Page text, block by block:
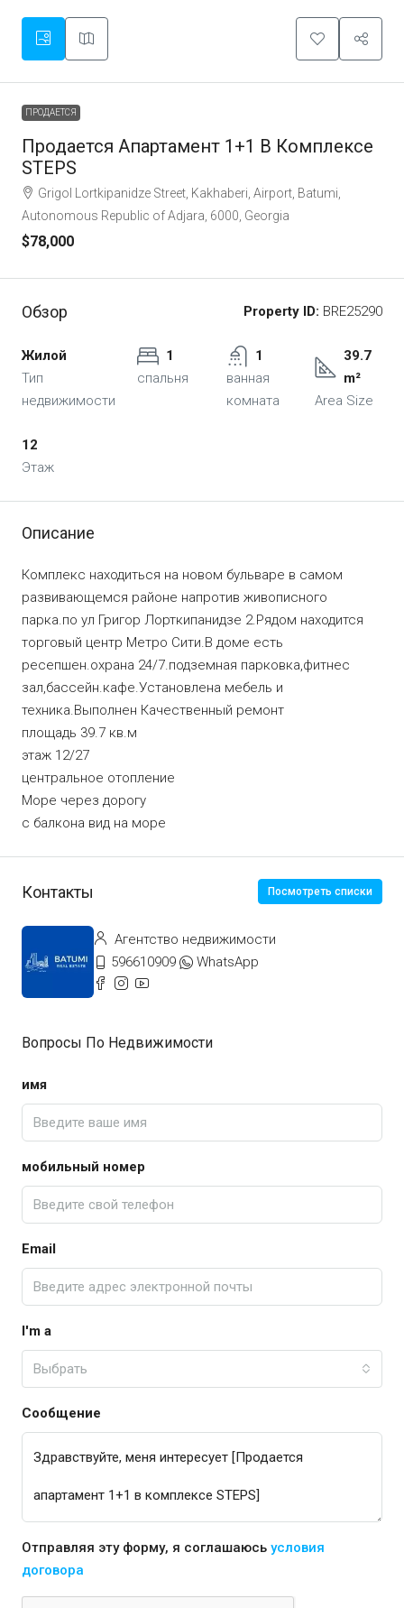
ПРОДАЕТСЯ
Продается Апартамент 1+1 В Комплексе
STEPS
Grigol Lortkipanidze Street, Kakhaberi, Airport, Batumi,
Autonomous Republic of Adjara, 6000, Georgia
$78,000
Обзор Property ID: BRE25290
Жилой
Тип
недвижимости
1
спальня
1
ванная
комната
39.7
m²
Area Size
12
Этаж
Описание
Комплекс находиться на новом бульваре в самом
развивающемся районе напротив живописного
парка.по ул Григор Лорткипанидзе 2.Рядом находится
торговый центр Метро Сити.В доме есть
ресепшен.охрана 24/7.подземная парковка,фитнес
зал,бассейн.кафе.Установлена мебель и
техника.Выполнен Качественный ремонт
площадь 39.7 кв.м
этаж 12/27
центральное отопление
Море через дорогу
с балкона вид на море
Контакты Посмотреть списки
Агентство недвижимости
596610909
WhatsApp
Вопросы По Недвижимости
имя
мобильный номер
Email
I'm a
Выбрать
Сообщение
Отправляя эту форму, я соглашаюсь условия
договора